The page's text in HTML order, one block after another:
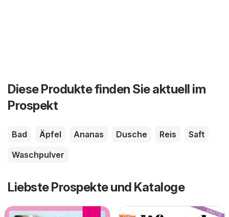
Diese Produkte finden Sie aktuell im
Prospekt
Bad Äpfel Ananas Dusche Reis
Saft
Waschpulver
Liebste Prospekte und Kataloge